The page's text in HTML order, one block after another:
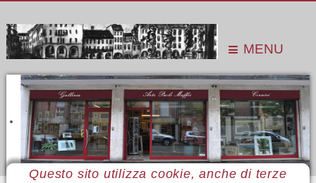
MENU
Questo sito utilizza cookie, anche di terze